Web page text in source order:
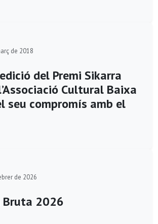
de 2018
del Premi Sikarra
Cultural Baixa
seu compromís amb el
de 2026
Bruta 2026